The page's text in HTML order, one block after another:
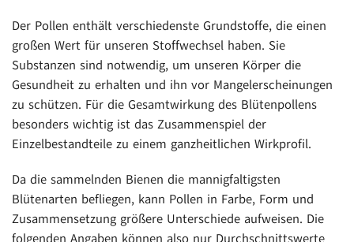
Der Pollen enthält verschiedenste Grundstoffe, die einen
großen Wert für unseren Stoffwechsel haben. Sie
Substanzen sind notwendig, um unseren Körper die
Gesundheit zu erhalten und ihn vor Mangelerscheinungen
zu schützen. Für die Gesamtwirkung des Blütenpollens
besonders wichtig ist das Zusammenspiel der
Einzelbestandteile zu einem ganzheitlichen Wirkprofil.
Da die sammelnden Bienen die mannigfaltigsten
Blütenarten befliegen, kann Pollen in Farbe, Form und
Zusammensetzung größere Unterschiede aufweisen. Die